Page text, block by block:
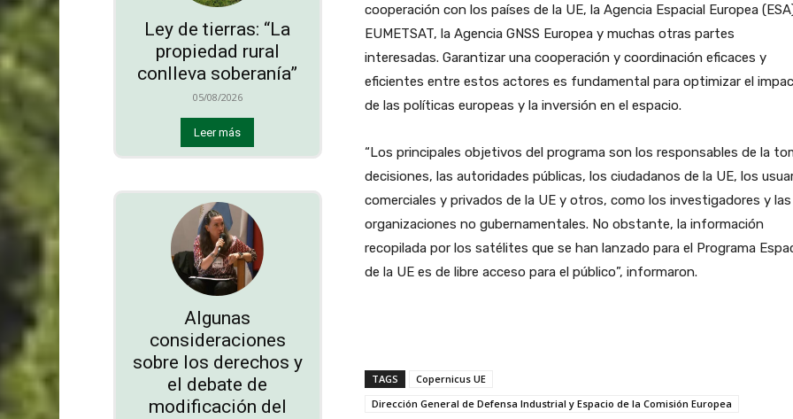
Ley de tierras: “La
propiedad rural
conlleva soberanía”
05/08/2026
Leer más
Algunas
consideraciones
sobre los derechos y
el debate de
modificación del
cooperación con los países de la UE, la Agencia Espacial Europea
EUMETSAT, la Agencia GNSS Europea y muchas otras partes
interesadas. Garantizar una cooperación y coordinación eficaces y
eficientes entre estos actores es fundamental para optimizar el
de las políticas europeas y la inversión en el espacio.
“Los principales objetivos del programa son los responsables de la
decisiones, las autoridades públicas, los ciudadanos de la UE, los
comerciales y privados de la UE y otros, como los investigadores y las
organizaciones no gubernamentales. No obstante, la información
recopilada por los satélites que se han lanzado para el Programa
de la UE es de libre acceso para el público”, informaron.
TAGS
Copernicus UE
Dirección General de Defensa Industrial y Espacio de la Comisión Europea